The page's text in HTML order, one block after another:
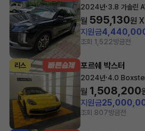
2024년·3.8 가솔린
월 595,130원 X
지원금
조회 1,522방금전
리스 포르쉐 박스터
2024년·4.0
월 1,508,200
지원금
조회 807방금전